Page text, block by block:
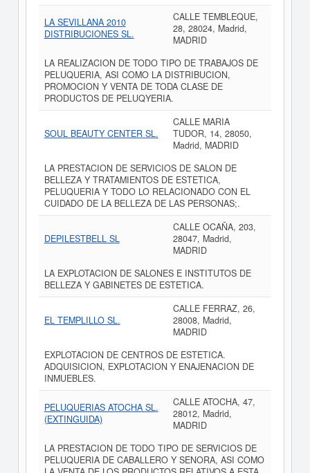
LA SEVILLANA 2010
DISTRIBUCIONES SL.
CALLE TEMBLEQUE,
28, 28024, Madrid,
MADRID
LA REALIZACION DE TODO TIPO DE TRABAJOS DE
PELUQUERIA, ASI COMO LA DISTRIBUCION,
PROMOCION Y VENTA DE TODA CLASE DE
PRODUCTOS DE PELUQYERIA.
SOUL BEAUTY CENTER SL.
CALLE MARIA
TUDOR, 14, 28050,
Madrid, MADRID
LA PRESTACION DE SERVICIOS DE SALON DE
BELLEZA Y TRATAMIENTOS DE ESTETICA,
PELUQUERIA Y TODO LO RELACIONADO CON EL
CUIDADO DE LA BELLEZA DE LAS PERSONAS;.
DEPILESTBELL SL
CALLE OCAÑA, 203,
28047, Madrid,
MADRID
LA EXPLOTACION DE SALONES E INSTITUTOS DE
BELLEZA Y GABINETES DE ESTETICA.
EL TEMPLILLO SL.
CALLE FERRAZ, 26,
28008, Madrid,
MADRID
EXPLOTACION DE CENTROS DE ESTETICA.
ADQUISICION, EXPLOTACION Y ENAJENACION DE
INMUEBLES.
PELUQUERIAS ATOCHA SL.
(EXTINGUIDA)
CALLE ATOCHA, 47,
28012, Madrid,
MADRID
LA PRESTACION DE TODO TIPO DE SERVICIOS DE
PELUQUERIA DE CABALLERO Y SENORA, ASI COMO